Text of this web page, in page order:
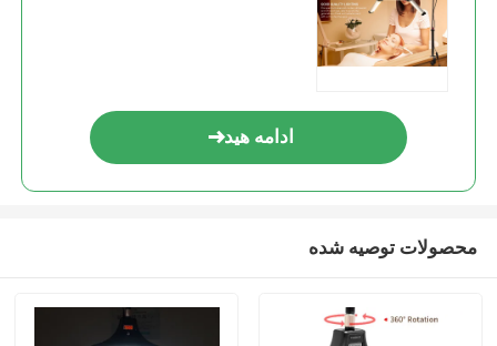
ادامه هید
محصولات توصیه شده